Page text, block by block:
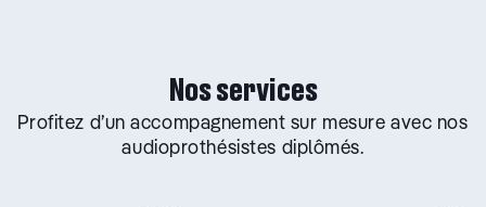
Nos services
Profitez d’un accompagnement sur mesure avec nos
audioprothésistes diplômés.